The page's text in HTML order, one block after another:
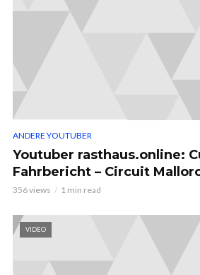
ANDERE YOUTUBER
Youtuber rasthaus.online:
Fahrbericht – Circuit
356 views 1 min read
VIDEO